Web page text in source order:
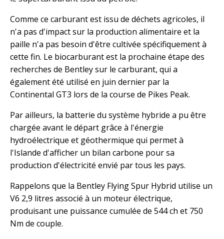
Comme ce carburant est issu de déchets agricoles, il
n'a pas d'impact sur la production alimentaire et la
paille n'a pas besoin d'être cultivée spécifiquement à
cette fin. Le biocarburant est la prochaine étape des
recherches de Bentley sur le carburant, qui a
également été utilisé en juin dernier par la
Continental GT3 lors de la course de Pikes Peak.
Par ailleurs, la batterie du système hybride a pu être
chargée avant le départ grâce à l'énergie
hydroélectrique et géothermique qui permet à
l'Islande d'afficher un bilan carbone pour sa
production d'électricité envié par tous les pays.
Rappelons que la Bentley Flying Spur Hybrid utilise un
V6 2,9 litres associé à un moteur électrique,
produisant une puissance cumulée de 544 ch et 750
Nm de couple.